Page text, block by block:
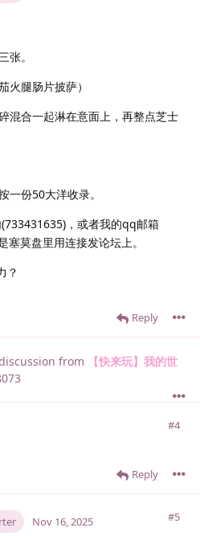
张。
火腿肠片披萨）
混合一起淋在意面上，再整点芝士
一份50大洋收录。
，或者我的qq邮箱
塞莫盘里用连接发论坛上。
？
Reply
from
【快来玩】我的世
#4
Reply
#5
Nov 16, 2025